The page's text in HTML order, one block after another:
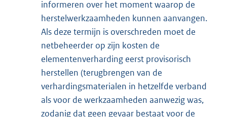
informeren over het moment waarop de
herstelwerkzaamheden kunnen aanvangen.
Als deze termijn is overschreden moet de
netbeheerder op zijn kosten de
elementenverharding eerst provisorisch
herstellen (terugbrengen van de
verhardingsmaterialen in hetzelfde verband
als voor de werkzaamheden aanwezig was,
zodanig dat geen gevaar bestaat voor de